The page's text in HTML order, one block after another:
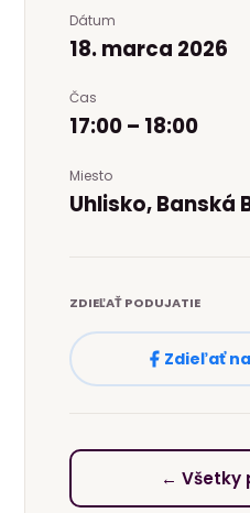
Dátum
18. marca 2026
Čas
17:00 – 18:00
Miesto
Uhlisko, Banská
ZDIEĽAŤ PODUJATIE
Zdieľať
← Všetky